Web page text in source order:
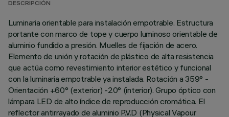
DESCRIPCIÓN
Luminaria orientable para instalación empotrable. Estructura
portante con marco de tope y cuerpo luminoso orientable de
aluminio fundido a presión. Muelles de fijación de acero.
Elemento de unión y rotación de plástico de alta resistencia
que actúa como revestimiento interior estético y funcional
con la luminaria empotrable ya instalada. Rotación a 359° -
Orientación +60° (exterior) -20° (interior). Grupo óptico con
lámpara LED de alto índice de reproducción cromática. El
reflector antirrayado de aluminio P.V.D (Physical Vapour